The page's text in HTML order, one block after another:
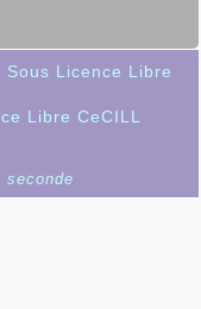
Sous Licence Libre
Libre CeCILL
seconde